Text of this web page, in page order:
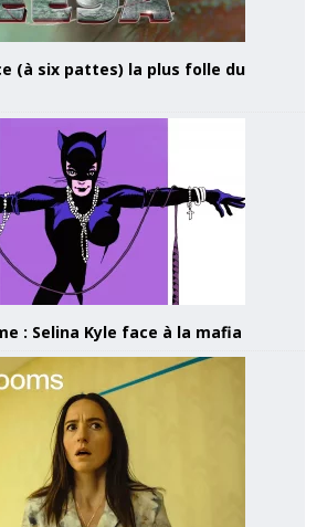
(à six pattes) la plus folle du
: Selina Kyle face à la mafia